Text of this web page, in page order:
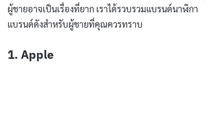
ผู้ชายอาจเป็นเรื่องที่ยาก เราได้รวบรวมแบรนด์นาฬิกา
แบรนด์ดังสำหรับผู้ชายที่คุณควรทราบ
1. Apple